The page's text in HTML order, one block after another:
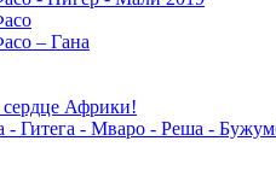
– Гана
Африки!
- Гитега - Мваро - Реша -